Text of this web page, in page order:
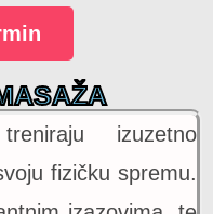
izuzetno
fizičku spremu.